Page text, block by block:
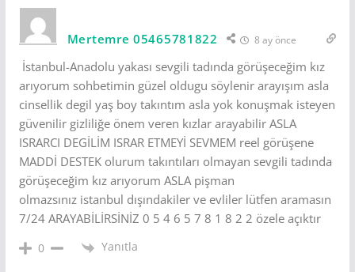
Mertemre 05465781822 8 ay önce
İstanbul-Anadolu yakası sevgili tadında görüşeceğim kız
arıyorum sohbetimin güzel oldugu söylenir arayışım asla
cinsellik degil yaş boy takıntım asla yok konuşmak isteyen
güvenilir gizliliğe önem veren kızlar arayabilir ASLA
ISRARCI DEGİLİM ISRAR ETMEYİ SEVMEM reel görüşene
MADDİ DESTEK olurum takıntıları olmayan sevgili tadında
görüşeceğim kız arıyorum ASLA pişman
olmazsınız istanbul dışındakiler ve evliler lütfen aramasın
7/24 ARAYABİLİRSİNİZ 0 5 4 6 5 7 8 1 8 2 2 özele açıktır
0 Yanıtla